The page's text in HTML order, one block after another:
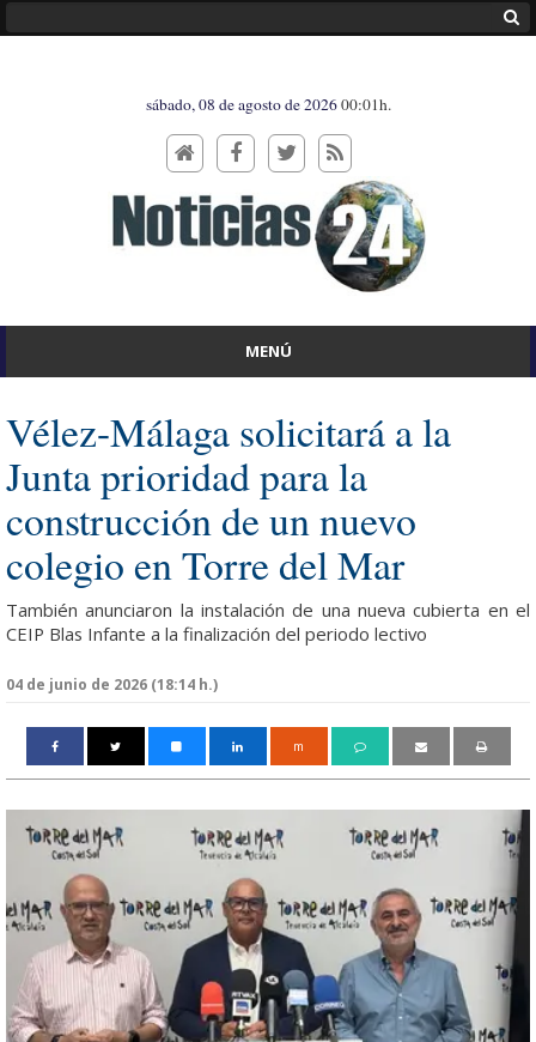
sábado, 08 de agosto de 202600:01h.
MENÚ
Vélez-Málaga solicitará a la
Junta prioridad para la
construcción de un nuevo
colegio en Torre del Mar
También anunciaron la instalación de una nueva cubierta en el
CEIP Blas Infante a la finalización del periodo lectivo
04 de junio de 2026 (18:14 h.)
m